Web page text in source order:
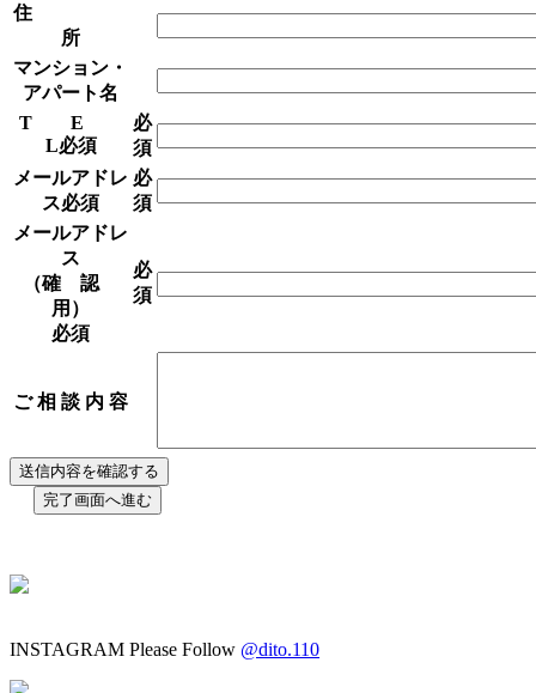
住
所
マンション・
アパート名
T E
L必須
必
須
メールアドレ
ス必須
必
須
メールアドレ
ス
（確 認
用）
必須
必
須
ご 相 談 内 容
INSTAGRAM Please Follow @dito.110